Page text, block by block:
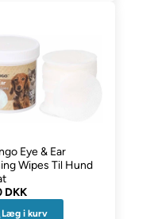
Eye & Ear
Wipes Til Hund
DKK
Læg i kurv